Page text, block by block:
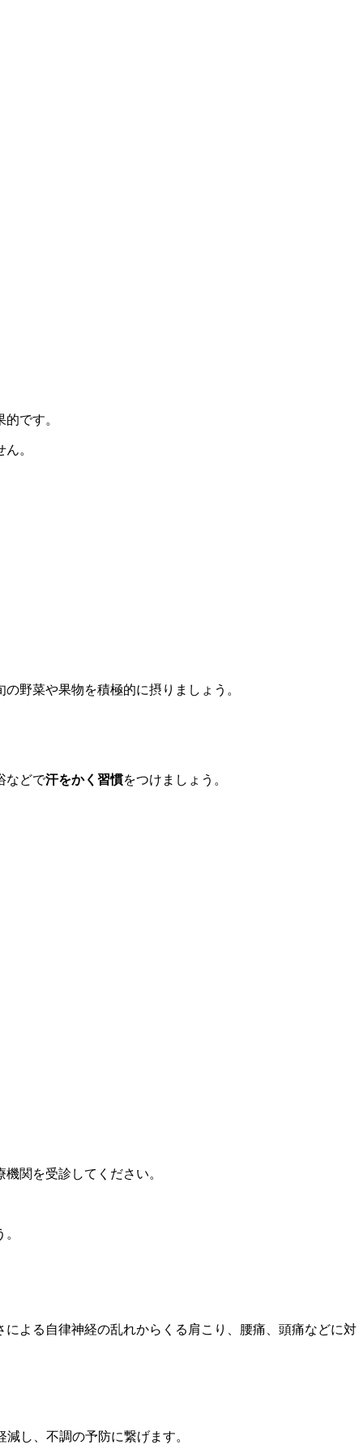
です。
。
野菜や果物を積極的に摂りましょう。
などで汗をかく習慣をつけましょう。
関を受診してください。
よる自律神経の乱れからくる肩こり、腰痛、頭痛などに対
し、不調の予防に繋げます。